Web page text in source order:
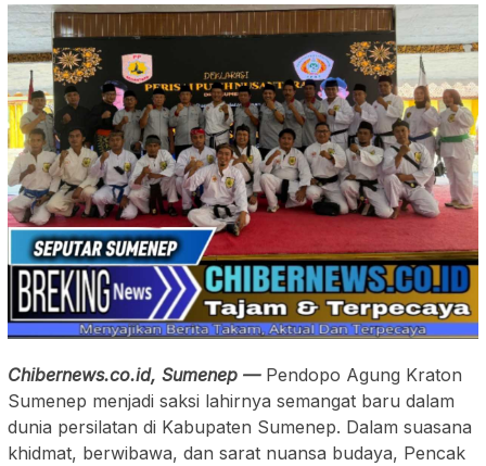
Chibernews.co.id, Sumenep — Pendopo Agung Kraton
Sumenep menjadi saksi lahirnya semangat baru dalam
dunia persilatan di Kabupaten Sumenep. Dalam suasana
khidmat, berwibawa, dan sarat nuansa budaya, Pencak